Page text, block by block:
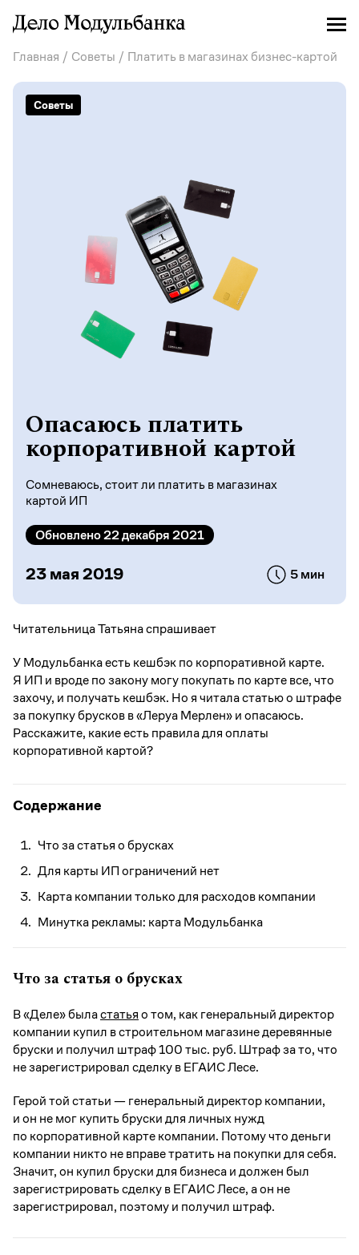
Главная / Советы / Платить в магазинах бизнес-картой
Советы
Опасаюсь платить
корпоративной картой
Сомневаюсь, стоит ли платить в магазинах
картой ИП
Обновлено 22 декабря 2021
23 мая 2019 5 мин
Читательница Татьяна спрашивает
У Модульбанка есть кешбэк по корпоративной карте.
Я ИП и вроде по закону могу покупать по карте все, что
захочу, и получать кешбэк. Но я читала статью о штрафе
за покупку брусков в «Леруа Мерлен» и опасаюсь.
Расскажите, какие есть правила для оплаты
корпоративной картой?
Содержание
Что за статья о брусках
Для карты ИП ограничений нет
Карта компании только для расходов компании
Минутка рекламы: карта Модульбанка
Что за статья о брусках
В «Деле» быластатьяо том, как генеральный директор
компании купил в строительном магазине деревянные
бруски и получил штраф 100 тыс. руб. Штраф за то, что
не зарегистрировал сделку в ЕГАИС Лесе.
Герой той статьи — генеральный директор компании,
и он не мог купить бруски для личных нужд
по корпоративной карте компании. Потому что деньги
компании никто не вправе тратить на покупки для себя.
Значит, он купил бруски для бизнеса и должен был
зарегистрировать сделку в ЕГАИС Лесе, а он не
зарегистрировал, поэтому и получил штраф.